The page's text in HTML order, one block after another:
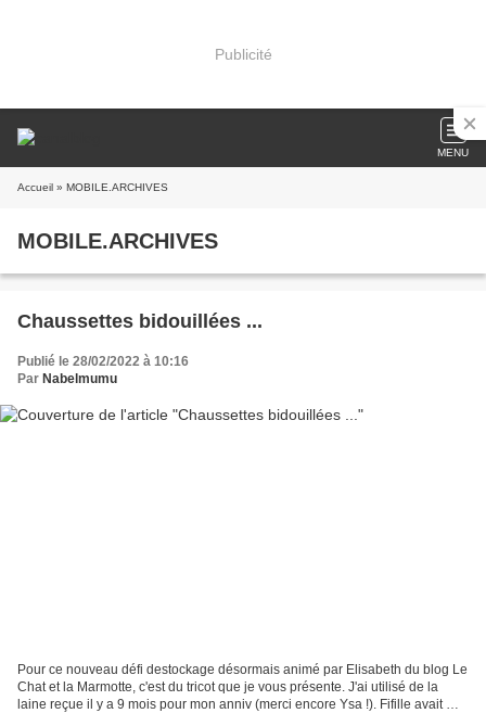
Publicité
MENU
Accueil » MOBILE.ARCHIVES
MOBILE.ARCHIVES
Chaussettes bidouillées ...
Publié le 28/02/2022 à 10:16
Par Nabelmumu
Pour ce nouveau défi destockage désormais animé par Elisabeth du blog Le
Chat et la Marmotte, c'est du tricot que je vous présente. J'ai utilisé de la
laine reçue il y a 9 mois pour mon anniv (merci encore Ysa !). Fifille avait mis